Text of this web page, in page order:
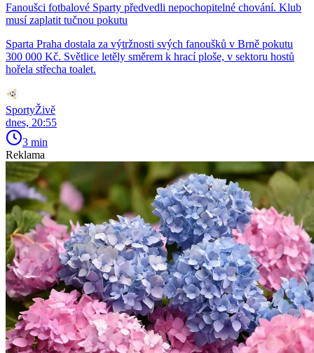
Fanoušci fotbalové Sparty předvedli nepochopitelné chování. Klub
musí zaplatit tučnou pokutu
Sparta Praha dostala za výtržnosti svých fanoušků v Brně pokutu
300 000 Kč. Světlice letěly směrem k hrací ploše, v sektoru hostů
hořela střecha toalet.
SportyŽivě
dnes, 20:55
3 min
Reklama